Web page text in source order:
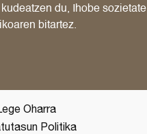
du, Ihobe sozietate
bitartez.
Oharra
Politika